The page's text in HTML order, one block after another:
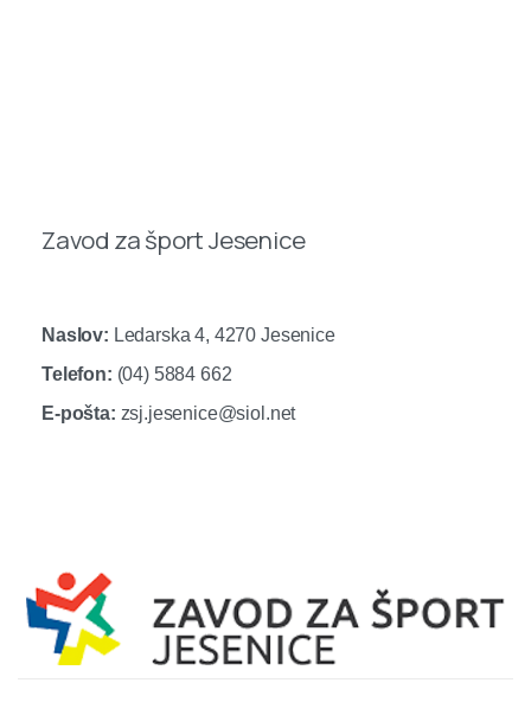
Zavod za šport Jesenice
Naslov: Ledarska 4, 4270 Jesenice
Telefon: (04) 5884 662
E-pošta: zsj.jesenice@siol.net